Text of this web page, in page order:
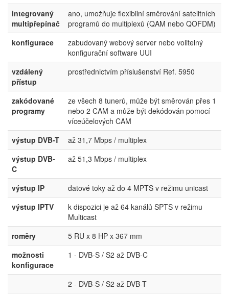
integrovaný
multipřepínač
ano, umožňuje flexibilní směrování satelitních
programů do multiplexů (QAM nebo QOFDM)
konfigurace
zabudovaný webový server nebo volitelný
konfigurační software UUI
vzdálený
přístup
prostřednictvím příslušenství Ref. 5950
zakódované
programy
ze všech 8 tunerů, může být směrován přes 1
nebo 2 CAM a může být dekódován pomocí
víceúčelových CAM
výstup DVB-T
až 31,7 Mbps / multiplex
výstup DVB-
C
až 51,3 Mbps / multiplex
výstup IP
datové toky až do 4 MPTS v režimu unicast
výstup IPTV
k dispozici je až 64 kanálů SPTS v režimu
Multicast
roměry
5 RU x 8 HP x 367 mm
možnosti
konfigurace
1 - DVB-S / S2 až DVB-C
2 - DVB-S / S2 až DVB-T